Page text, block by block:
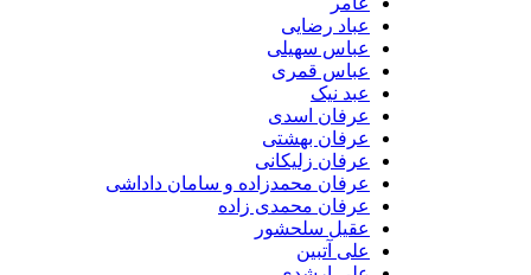
عباد رضایی
عباس سهیلی
عباس قمری
عبد نیک
عرفان اسدی
عرفان بهشتی
عرفان زلیکانی
عرفان محمدزاده و سامان داداشی
عرفان محمدی زاده
عقیل سلحشور
علی آتبین